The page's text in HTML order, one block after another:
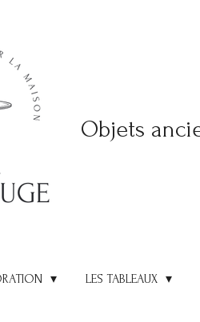
Objets
LES TABLEAUX